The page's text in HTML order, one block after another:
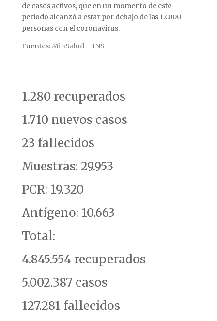
de casos activos, que en un momento de este
periodo alcanzó a estar por debajo de las 12.000
personas con el coronavirus.
Fuentes:MinSalud – INS
1.280 recuperados
1.710 nuevos casos
23 fallecidos
Muestras: 29.953
PCR: 19.320
Antígeno: 10.663
Total:
4.845.554 recuperados
5.002.387 casos
127.281 fallecidos